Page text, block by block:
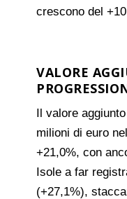
crescono del
VALORE
Il valore
milioni di euro
+21,0%, con
Isole a far
(+27,1%),